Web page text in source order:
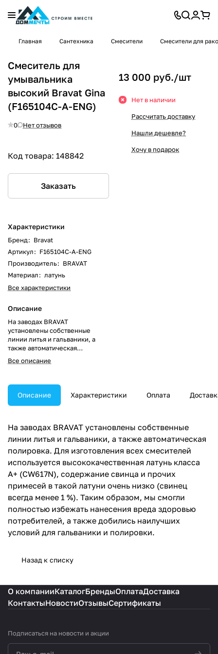
Главная Сантехника Смесители Смесители для
Смеситель для
умывальника
высокий Bravat Gina
(F165104C-A-ENG)
0 Нет отзывов
Код товара: 148842
Заказать
Характеристики
Бренд: Bravat
Артикул: F165104C-A-ENG
Производитель: BRAVAT
Материал: латунь
Все характеристики
Описание
На заводах BRAVAT
установлены собственные
линии литья и гальваники, а
также автоматическая
полировка. Для изготовления
всех смесителей используется
класса А+ (CW617N),
содержание свинца и прочих
примесей в такой латуни очень
полностью избежать нанесения
а также добились наилучших
условий для гальваники и
полировки.
Все описание
13 000 руб./шт
Нет в наличии
Рассчитать доставку
Нашли дешевле?
Хочу в подарок
Описание Характеристики Оплата
На заводах BRAVAT установлены собственные
линии литья и гальваники, а также автоматическая
полировка. Для изготовления всех смесителей
используется высококачественная латунь класса
А+ (CW617N), содержание свинца и прочих
примесей в такой латуни очень низко (свинец
всегда менее 1 %). Таким образом, мы смогли
полностью избежать нанесения вреда здоровью
потребителей, а также добились наилучших
условий для гальваники и полировки.
Назад к списку
О компанииКаталогБрендыОплатаДоставка
КонтактыНовостиОтзывыСертификаты
Подписаться на новости и акции